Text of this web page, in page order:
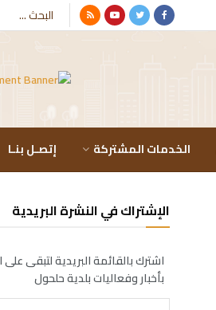
الخدمات المشتركة إتصـل بنـا
الإشتراك في النشرة البريدية
اشترك بالقائمة البريدية لتبقى على
بأخبار وفعاليات بلدية حلحول